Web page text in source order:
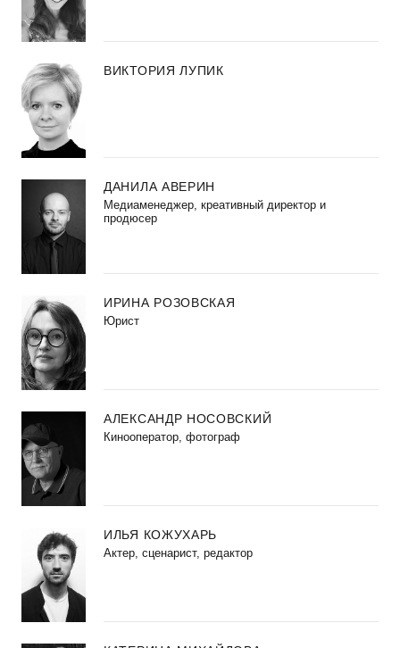
ВИКТОРИЯ ЛУПИК
ДАНИЛА АВЕРИН
Медиаменеджер, креативный директор и
продюсер
ИРИНА РОЗОВСКАЯ
Юрист
АЛЕКСАНДР НОСОВСКИЙ
Кинооператор, фотограф
ИЛЬЯ КОЖУХАРЬ
Актер, сценарист, редактор